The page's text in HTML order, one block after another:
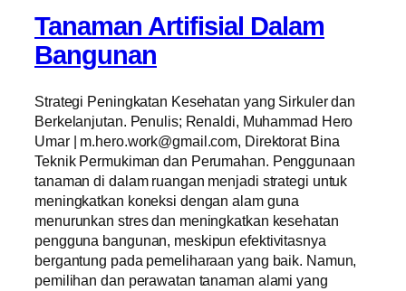
Tanaman Artifisial Dalam
Bangunan
Strategi Peningkatan Kesehatan yang Sirkuler dan
Berkelanjutan. Penulis; Renaldi, Muhammad Hero
Umar | m.hero.work@gmail.com, Direktorat Bina
Teknik Permukiman dan Perumahan. Penggunaan
tanaman di dalam ruangan menjadi strategi untuk
meningkatkan koneksi dengan alam guna
menurunkan stres dan meningkatkan kesehatan
pengguna bangunan, meskipun efektivitasnya
bergantung pada pemeliharaan yang baik. Namun,
pemilihan dan perawatan tanaman alami yang